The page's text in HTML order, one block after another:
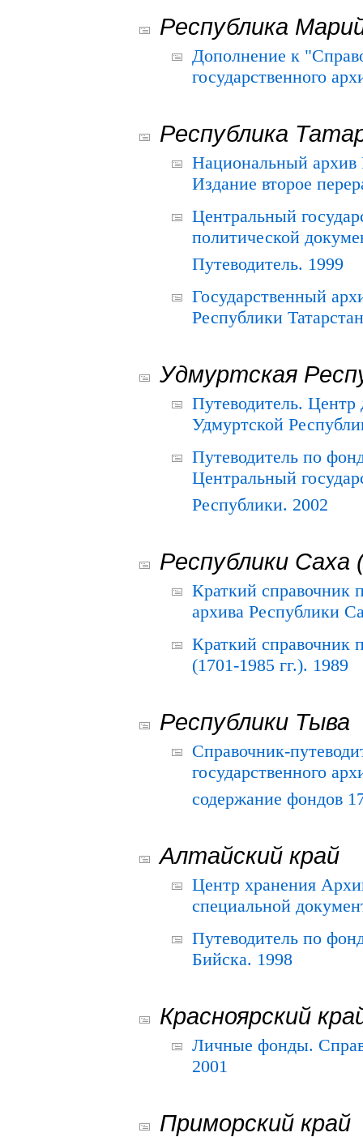
Республика
Дополнение к
государственного
Республика
Национальный архив
Издание второе
Центральный
политической
Путеводитель. 1999
Государственный
Республики
Удмуртская
Путеводитель.
Удмуртской
Путеводитель по
Центральный
Республики. 2002
Республики Саха
Краткий справочник
архива Республики
Краткий
(1701-1985 гг.). 1989
Республики Тыва
Справочник-
государственного
содержание фондов
Алтайский край
Центр хранения
специальной
Путеводитель по
Бийска. 1998
Красноярский
Личные фонды.
2001
Приморский край